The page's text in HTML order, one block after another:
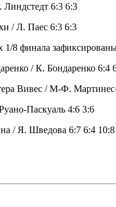
6:3 6:3
/ Л. Паес 6:3 6:3
8 финала зафиксированы
/ К. Бондаренко 6:4
Вивес / М-Ф.
Паскуаль 4:6 3:6
/ Я. Шведова 6:7 6:4 10:8